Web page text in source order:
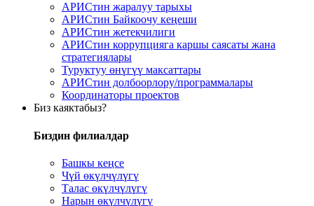
АРИСтин жаралуу тарыхы
АРИСтин Байкоочу кеңеши
АРИСтин жетекчилиги
АРИСтин коррупцияга каршы саясаты жана
стратегиялары
Туруктуу өнүгүү максаттары
АРИСтин долбоорлору/программалары
Координаторы проектов
Биз каяктабыз?
Биздин филиалдар
Башкы кеңсе
Чүй өкүлчүлүгү
Талас өкүлчүлүгү
Нарын өкүлчүлүгү